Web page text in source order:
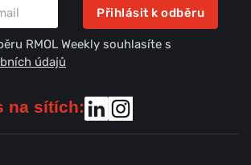
Přihlásit k odběru
RMOL Weekly souhlasíte s
údajů
na sítích: